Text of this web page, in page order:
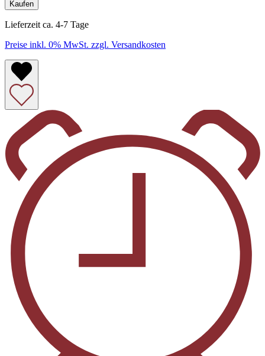
Kaufen
Lieferzeit ca. 4-7 Tage
Preise inkl. 0% MwSt. zzgl. Versandkosten